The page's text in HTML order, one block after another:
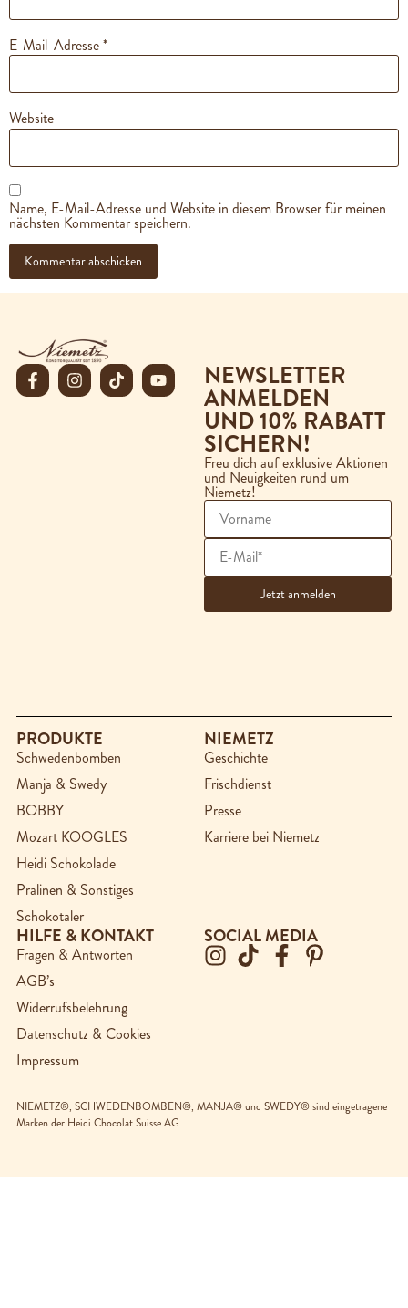
E-Mail-Adresse*
Website
Name, E-Mail-Adresse und Website in diesem Browser für meinen
nächsten Kommentar speichern.
NEWSLETTER
ANMELDEN
UND 10% RABATT
SICHERN!
Freu dich auf exklusive Aktionen
und Neuigkeiten rund um
Niemetz!
PRODUKTE
Schwedenbomben
Manja & Swedy
BOBBY
Mozart KOOGLES
Heidi Schokolade
Pralinen & Sonstiges
Schokotaler
NIEMETZ
Geschichte
Frischdienst
Presse
Karriere bei Niemetz
HILFE & KONTAKT
Fragen & Antworten
AGB’s
Widerrufsbelehrung
Datenschutz & Cookies
Impressum
SOCIAL MEDIA
NIEMETZ®, SCHWEDENBOMBEN®, MANJA® und SWEDY® sind eingetragene
Marken der Heidi Chocolat Suisse AG